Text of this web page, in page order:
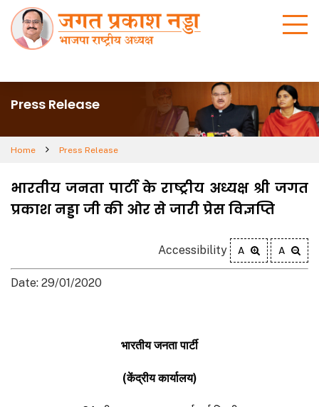
Press Release
Home Press Release
भारतीय जनता पार्टी के राष्ट्रीय अध्यक्ष श्री जगत
प्रकाश नड्डा जी की ओर से जारी प्रेस विज्ञप्ति
Accessibility A A
Date: 29/01/2020
भारतीय जनता पार्टी
(केंद्रीय कार्यालय)